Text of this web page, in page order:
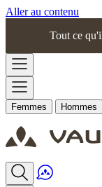
Aller au contenu
Tout ce
Femmes Hommes